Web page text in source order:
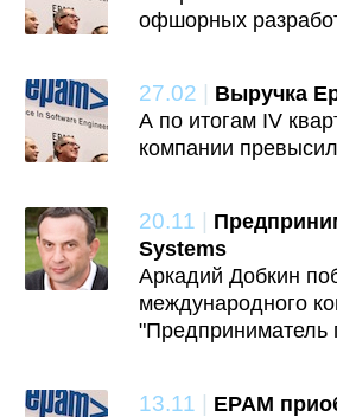
офшорных
27.02 | Выручка
А по итогам IV
компании
20.11 |
Systems
Аркадий Добкин
международного
"Предприниматель
13.11 | EPAM